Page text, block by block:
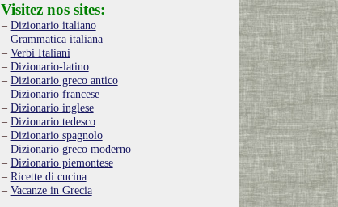
Visitez nos sites:
Dizionario italiano
Grammatica italiana
Verbi Italiani
Dizionario-latino
Dizionario greco antico
Dizionario francese
Dizionario inglese
Dizionario tedesco
Dizionario spagnolo
Dizionario greco moderno
Dizionario piemontese
Ricette di cucina
Vacanze in Grecia